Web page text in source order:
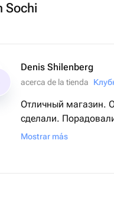
Sochi
Denis Shilenberg
acerca de la tienda
Отличный магазин. Оперативно все
сделали. Порадовали получателя)))
Спасибо вам, за
Mostrar más